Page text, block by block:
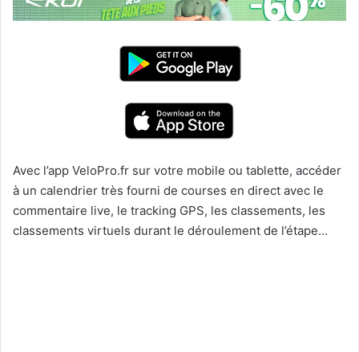
Avec l’app VeloPro.fr sur votre mobile ou tablette, accéder
à un calendrier très fourni de courses en direct avec le
commentaire live, le tracking GPS, les classements, les
classements virtuels durant le déroulement de l’étape…